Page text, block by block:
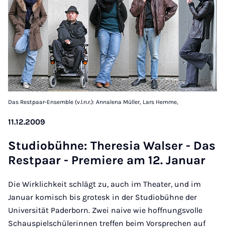
Das Restpaar-Ensemble (v.l.n.r.): Annalena Müller, Lars Hemme,
11.12.2009
Stu­di­obühne: Ther­esia Walser - Das
Rest­paar - Premiere am 12. Janu­ar
Die Wirklichkeit schlägt zu, auch im Theater, und im
Januar komisch bis grotesk in der Studiobühne der
Universität Paderborn. Zwei naive wie hoffnungsvolle
Schauspielschülerinnen treffen beim Vorsprechen auf